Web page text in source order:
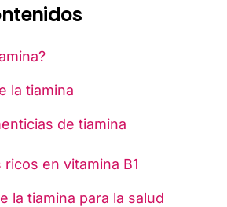
la tiamina
de tiamina
ricos en vitamina B1
la tiamina para la salud